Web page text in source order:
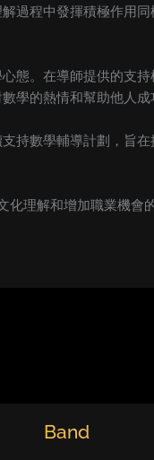
過程中發揮積極作用
態。在導師提供的支
學的熱情和幫助他人成
持數學輔導計劃，旨
理解和增加職業機會
Band